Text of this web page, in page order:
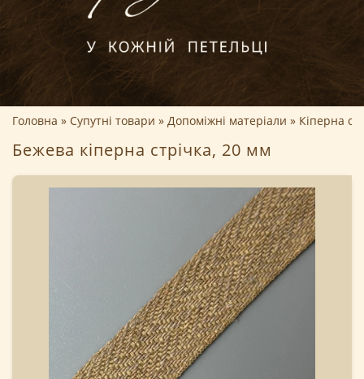
Головна Супутні товари Допоміжні матеріали Кіперна
Бежева кіперна стрічка, 20 мм